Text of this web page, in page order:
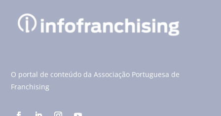
O portal de conteúdo da Associação Portuguesa de
Franchising